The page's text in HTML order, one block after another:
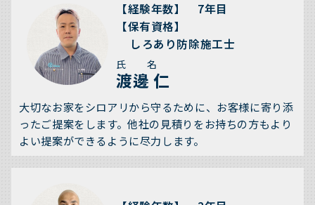
【経験年数】 7年目
【保有資格】
しろあり防除施工士
氏 名
渡邊 仁
大切なお家をシロアリから守るために、お客様に寄り添
ったご提案をします。他社の見積りをお持ちの方もより
よい提案ができるように尽力します。